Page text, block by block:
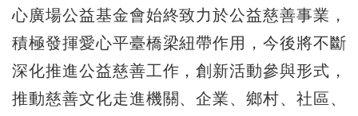
心廣場公益基金會始終致力於公益慈善事業，
積極發揮愛心平臺橋梁紐帶作用，今後將不斷
深化推進公益慈善工作，創新活動參與形式，
推動慈善文化走進機關、企業、鄉村、社區、